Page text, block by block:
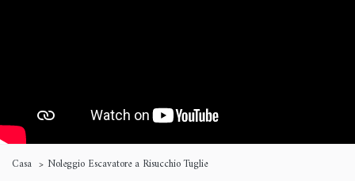
Casa Noleggio Escavatore a Risucchio Tuglie